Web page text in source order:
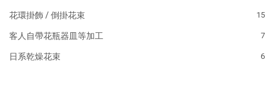
花環掛飾 / 倒掛花束 15
客人自帶花瓶器皿等加工 7
日系乾燥花束 6